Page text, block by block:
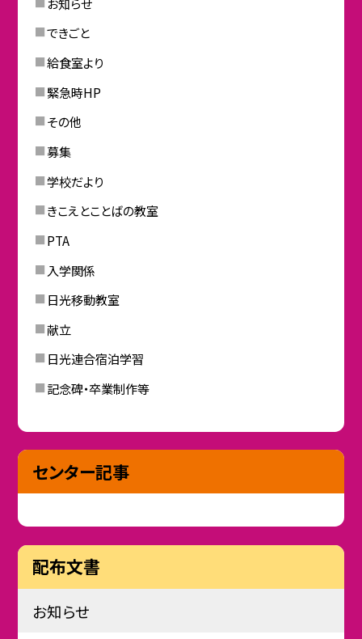
できごと
給食室より
緊急時HP
その他
募集
学校だより
きこえとことばの教室
PTA
入学関係
日光移動教室
献立
日光連合宿泊学習
記念碑・卒業制作等
センター記事
配布文書
お知らせ